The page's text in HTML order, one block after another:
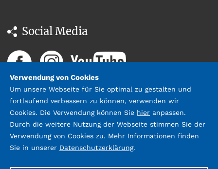
Social Media
Datenschutz Impressum &
Kontakt
Verwendung von Cookies
Um unsere Webseite für Sie optimal zu gestalten und
fortlaufend verbessern zu können, verwenden wir
Cookies. Die Verwendung können Sie hier anpassen.
Durch die weitere Nutzung der Webseite stimmen Sie der
Verwendung von Cookies zu. Mehr Informationen finden
Sie in unserer Datenschutzerklärung.